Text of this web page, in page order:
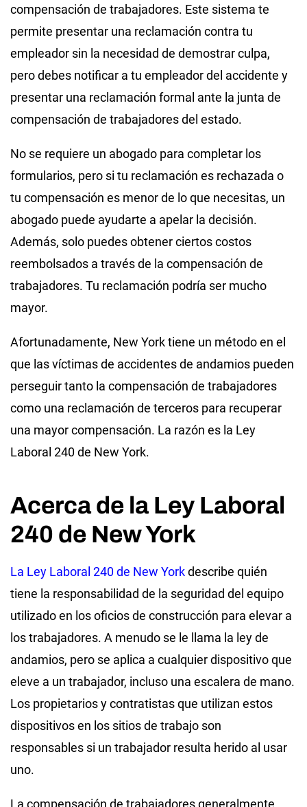
compensación de trabajadores. Este sistema te
permite presentar una reclamación contra tu
empleador sin la necesidad de demostrar culpa,
pero debes notificar a tu empleador del accidente y
presentar una reclamación formal ante la junta de
compensación de trabajadores del estado.
No se requiere un abogado para completar los
formularios, pero si tu reclamación es rechazada o
tu compensación es menor de lo que necesitas, un
abogado puede ayudarte a apelar la decisión.
Además, solo puedes obtener ciertos costos
reembolsados a través de la compensación de
trabajadores. Tu reclamación podría ser mucho
mayor.
Afortunadamente, New York tiene un método en el
que las víctimas de accidentes de andamios pueden
perseguir tanto la compensación de trabajadores
como una reclamación de terceros para recuperar
una mayor compensación. La razón es la Ley
Laboral 240 de New York.
Acerca de la Ley Laboral
240 de New York
La Ley Laboral 240 de New Yorkdescribe quién
tiene la responsabilidad de la seguridad del equipo
utilizado en los oficios de construcción para elevar a
los trabajadores. A menudo se le llama la ley de
andamios, pero se aplica a cualquier dispositivo que
eleve a un trabajador, incluso una escalera de mano.
Los propietarios y contratistas que utilizan estos
dispositivos en los sitios de trabajo son
responsables si un trabajador resulta herido al usar
uno.
La compensación de trabajadores generalmente